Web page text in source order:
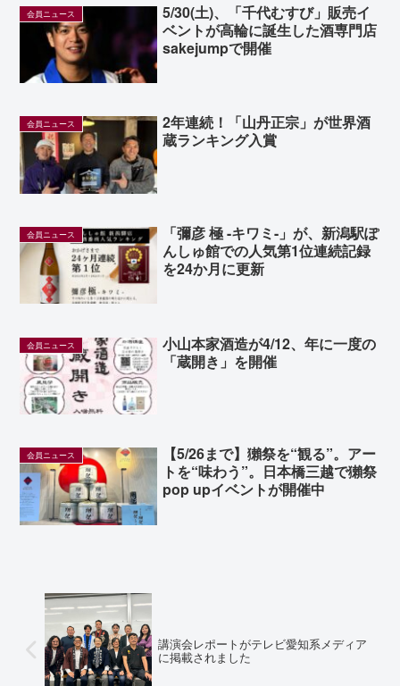
会員ニュース
5/30(土)、「千代むすび」販売イ
ベントが高輪に誕生した酒専門店
sakejumpで開催
会員ニュース
2年連続！「山丹正宗」が世界酒
蔵ランキング入賞
会員ニュース
「彌彦 極 -キワミ-」が、新潟駅ぽ
んしゅ館での人気第1位連続記録
を24か月に更新
会員ニュース
小山本家酒造が4/12、年に一度の
「蔵開き」を開催
会員ニュース
【5/26まで】獺祭を“観る”。アー
トを“味わう”。日本橋三越で獺祭
pop upイベントが開催中
講演会レポートがテレビ愛知系メディア
に掲載されました